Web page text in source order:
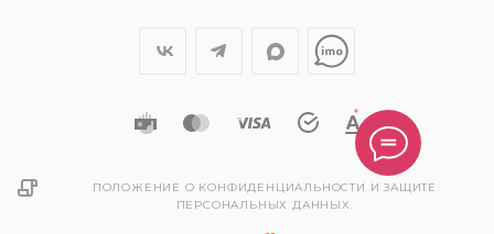
ПОЛОЖЕНИЕ О КОНФИДЕНЦИАЛЬНОСТИ И ЗАЩИТЕ
ПЕРСОНАЛЬНЫХ ДАННЫХ.